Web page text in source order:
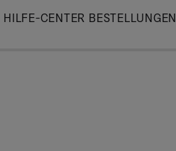
Skip
HILFE-CENTER BESTELLUNGEN